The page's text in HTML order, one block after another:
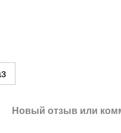
Новый отзыв или